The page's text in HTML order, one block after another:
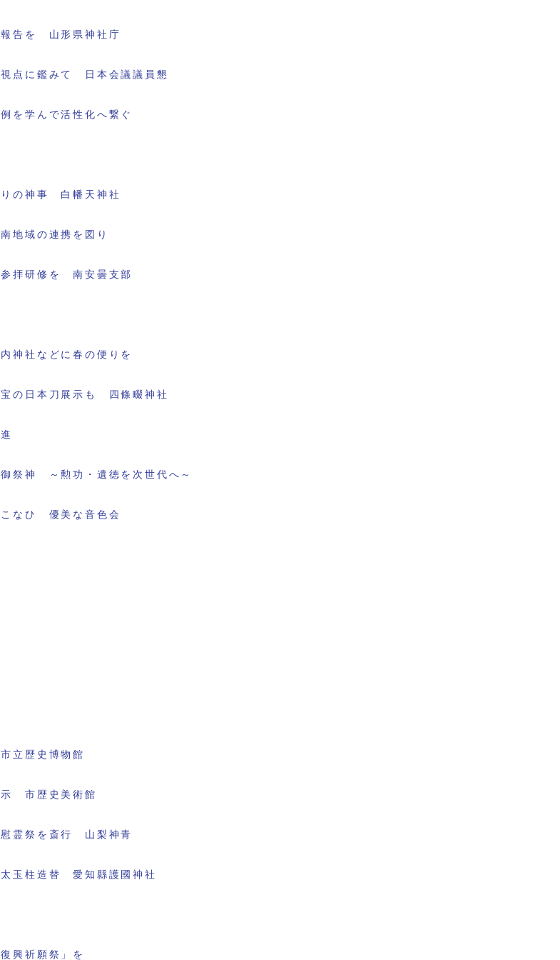
告を 山形県神社庁
点に鑑みて 日本会議議員懇
を学んで活性化へ繋ぐ
の神事 白幡天神社
地域の連携を図り
拝研修を 南安曇支部
神社などに春の便りを
の日本刀展示も 四條畷神社
祭神 ～勲功・遺徳を次世代へ～
なひ 優美な音色会
立歴史博物館
市歴史美術館
霊祭を斎行 山梨神青
玉柱造替 愛知縣護國神社
興祈願祭」を